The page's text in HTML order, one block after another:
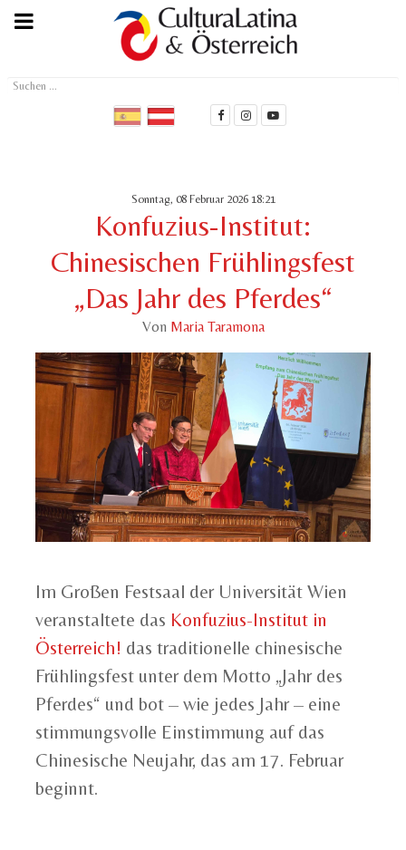
Suchen
Sonntag, 08 Februar 2026 18:21
Konfuzius-Institut:
Chinesischen Frühlingsfest
„Das Jahr des Pferdes“
Von Maria Taramona
Im Großen Festsaal der Universität Wien
veranstaltete das Konfuzius-Institut in
Österreich! das traditionelle chinesische
Frühlingsfest unter dem Motto „Jahr des
Pferdes“ und bot – wie jedes Jahr – eine
stimmungsvolle Einstimmung auf das
Chinesische Neujahr, das am 17. Februar
beginnt.